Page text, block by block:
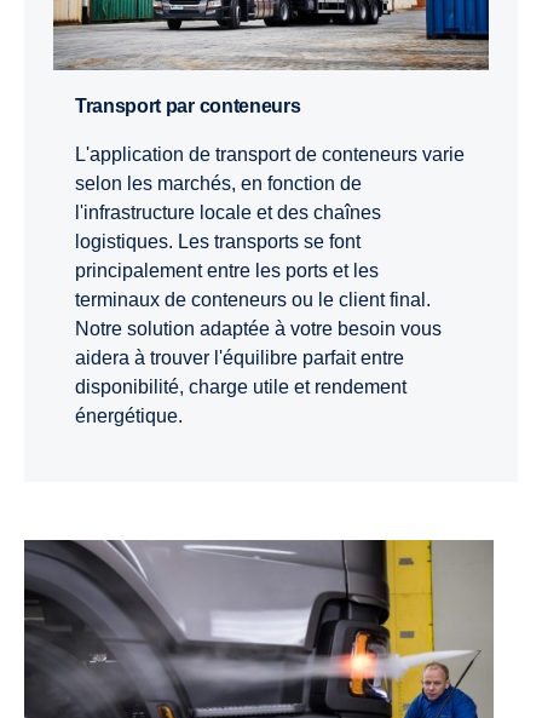
Transport par conteneurs
L'application de transport de conteneurs varie
selon les marchés, en fonction de
l'infrastructure locale et des chaînes
logistiques. Les transports se font
principalement entre les ports et les
terminaux de conteneurs ou le client final.
Notre solution adaptée à votre besoin vous
aidera à trouver l'équilibre parfait entre
disponibilité, charge utile et rendement
énergétique.